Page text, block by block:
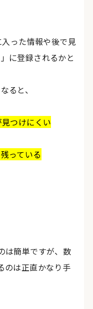
った情報や後で見
に登録されるかと
ると、
つけにくい
っている
は簡単ですが、数
のは正直かなり手